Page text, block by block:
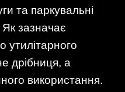
та паркувальні
Як зазначає
утилітарного
дрібниця, а
використання.